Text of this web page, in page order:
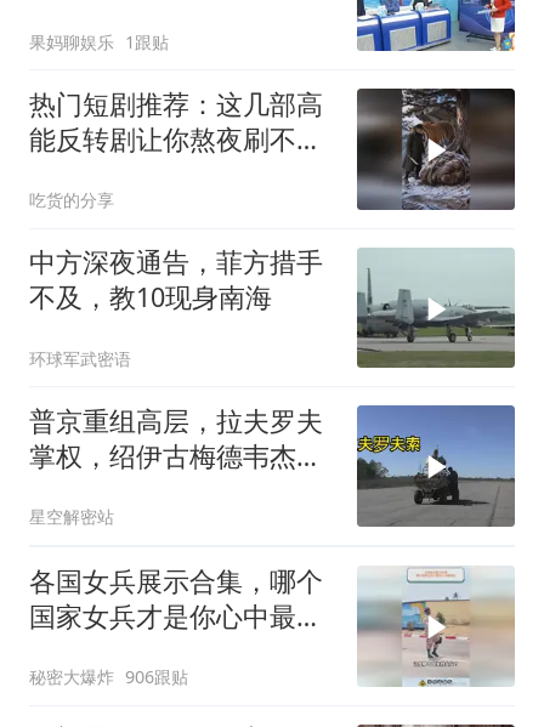
果妈聊娱乐 1跟贴
热门短剧推荐：这几部高
能反转剧让你熬夜刷不
吃货的分享
中方深夜通告，菲方措手
不及，教10现身南海
环球军武密语
普京重组高层，拉夫罗夫
掌权，绍伊古梅德韦杰夫
星空解密站
各国女兵展示合集，哪个
国家女兵才是你心中最飒
秘密大爆炸 906跟贴